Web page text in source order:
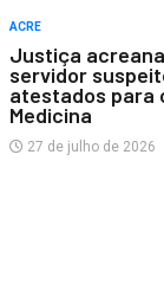
ACRE
Justiça
servidor
atestados para
Medicina
27 de julho de 2026